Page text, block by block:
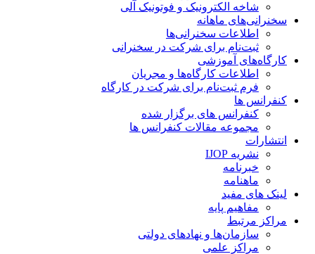
شاخه‌ الکترونیک و فوتونیک آلی
سخنرانی‌های ماهانه
اطلاعات سخنرانی‌‌ها
ثبت‌نام برای شرکت در سخنرانی
کارگاه‌های آموزشی
اطلاعات کارگاه‌ها و مجریان
فرم ثبت‌نام برای شرکت در کارگاه
کنفرانس ها
کنفرانس های برگزار شده
مجموعه مقالات کنفرانس ها
انتشارات
نشریه IJOP
خبرنامه
ماهنامه
لینک های مفید
مفاهیم پایه
مراکز مرتبط
سازمان‌ها و نهادهای دولتی
مراکز علمی